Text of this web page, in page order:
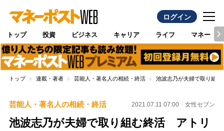
ログイン
トップ 投資 ビジネス キャリア ライフ マネー
トップ 連載・著者 芸能人・著名人の相続・終活 池波志乃が夫婦で取り組
芸能人・著名人の相続・終活 2021.07.11 07:00 女性セブン
池波志乃が夫婦で取り組む終活 アトリ